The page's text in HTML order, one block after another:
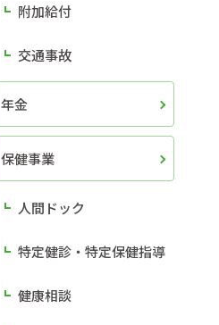
附加給付
交通事故
年金
保健事業
人間ドック
特定健診・特定保健指導
健康相談